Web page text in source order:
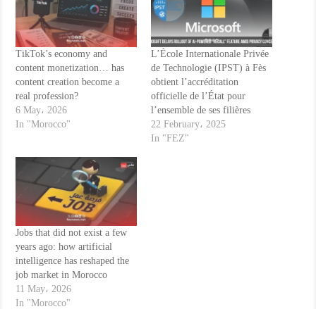
TikTok’s economy and
content monetization… has
content creation become a
real profession?
6 May، 2026
In "Morocco"
L’École Internationale Privée
de Technologie (IPST) à Fès
obtient l’accréditation
officielle de l’État pour
l’ensemble de ses filières
22 February، 2025
In "FEZ"
Jobs that did not exist a few
years ago: how artificial
intelligence has reshaped the
job market in Morocco
11 May، 2026
In "Morocco"